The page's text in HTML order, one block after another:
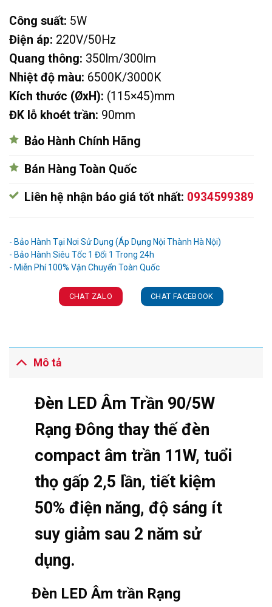
Công suất: 5W
Điện áp: 220V/50Hz
Quang thông: 350lm/300lm
Nhiệt độ màu: 6500K/3000K
Kích thước (ØxH): (115×45)mm
ĐK lỗ khoét trần: 90mm
Bảo Hành Chính Hãng
Bán Hàng Toàn Quốc
Liên hệ nhận báo giá tốt nhất: 0934599389
- Bảo Hành Tại Nơi Sử Dụng (Áp Dụng Nội Thành Hà Nội)
- Bảo Hành Siêu Tốc 1 Đổi 1 Trong 24h
CHAT ZALO CHAT FACEBOOK
Mô tả
Đèn LED Âm Trần 90/5W
Rạng Đông thay thế đèn
compact âm trần 11W, tuổi
thọ gấp 2,5 lần, tiết kiệm
50% điện năng, độ sáng ít
suy giảm sau 2 năm sử
dụng.
Đèn LED Âm trần Rạng